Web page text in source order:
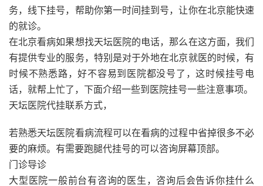
务，线下挂号，帮助你第一时间挂到号，让你在北京能快速
的就诊。
在北京看病如果想找天坛医院的电话，那么在这方面，我们
有提供专业的服务，特别是对于外地在北京就医的时候，有
时候不熟悉路，好不容易到医院都没号了，这时候挂号电
话，就帮上忙了，下面介绍一些到医院挂号一些注意事项。
天坛医院代挂联系方式，
若熟悉天坛医院看病流程可以在看病的过程中省掉很多不必
要的麻烦。有需要跑腿代挂号的可以咨询屏幕顶部。
门诊导诊
大型医院一般前台有咨询的医生，咨询后会告诉你挂什么